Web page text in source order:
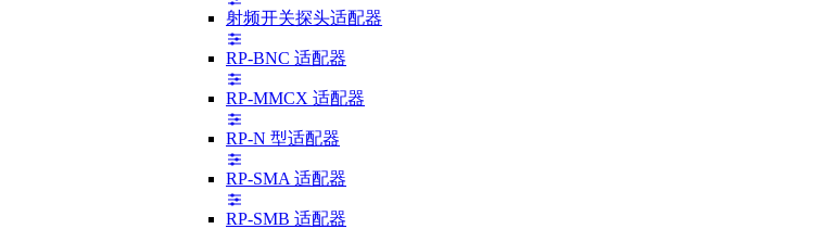
射频开关探头适配器
RP-BNC 适配器
RP-MMCX 适配器
RP-N 型适配器
RP-SMA 适配器
RP-SMB 适配器